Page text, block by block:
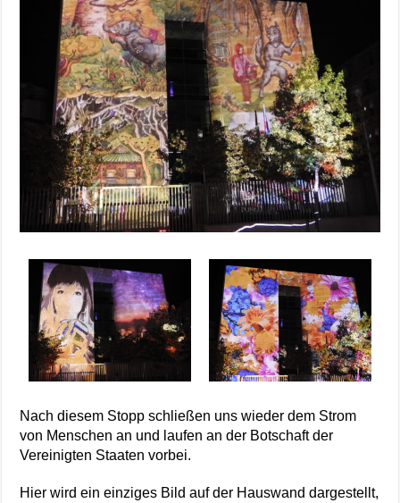
Nach diesem Stopp schließen uns wieder dem Strom
von Menschen an und laufen an der Botschaft der
Vereinigten Staaten vorbei.
Hier wird ein einziges Bild auf der Hauswand dargestellt,